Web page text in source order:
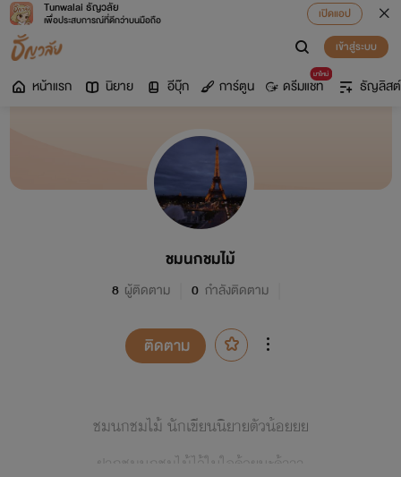
Tunwalai ธัญวลัย
เพื่อประสบการณ์ที่ดีกว่าบนมือถือ
เปิดแอป
เข้าสู่ระบบ
หน้าแรก นิยาย อีบุ๊ก การ์ตูน
มาใหม่
ดรีมแชท ธัญลิสต์
ชมนกชมไม้
8 ผู้ติดตาม 0 กำลังติดตาม
ติดตาม
ชมนกชมไม้ นักเขียนนิยายตัวน้อยยย
ฝากชมนกชมไม้ไว้ในใจด้วยนะค้าาา